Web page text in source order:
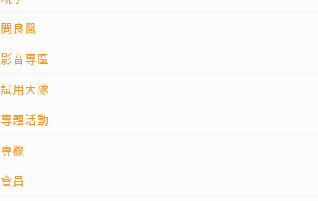
問良醫
影音專區
試用大隊
專題活動
專欄
會員